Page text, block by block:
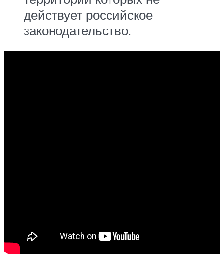
действует российское
законодательство.